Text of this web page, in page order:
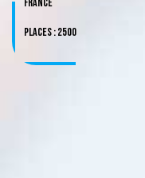
France
Places : 2500